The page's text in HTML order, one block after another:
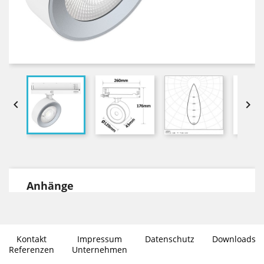
 
Anhänge
Photometrische Daten im .ies
Dateiformat
Kontakt Impressum Datenschutz
Downloads
Referenzen
Unternehmen